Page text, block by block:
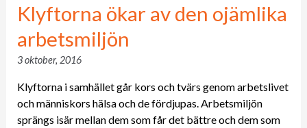
Klyftorna ökar av den ojämlika
arbetsmiljön
3 oktober, 2016
Klyftorna i samhället går kors och tvärs genom arbetslivet
och människors hälsa och de fördjupas. Arbetsmiljön
sprängs isär mellan dem som får det bättre och dem som